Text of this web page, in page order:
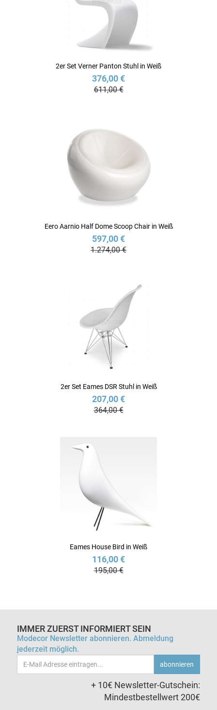
2er Set Verner Panton Stuhl in Weiß
376,00 €
611,00 €
Eero Aarnio Half Dome Scoop Chair in Weiß
597,00 €
1.274,00 €
2er Set Eames DSR Stuhl in Weiß
207,00 €
364,00 €
Eames House Bird in Weiß
116,00 €
195,00 €
IMMER ZUERST INFORMIERT SEIN
Modecor Newsletter abonnieren. Abmeldung
jederzeit möglich.
Email-
Adresse
abonnieren
+ 10€ Newsletter-Gutschein:
Mindestbestellwert 200€